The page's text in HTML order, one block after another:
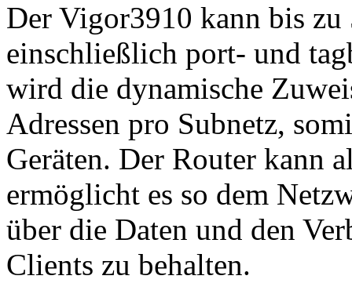
Der Vigor3910 kann bis
einschließlich port- und
wird die dynamische
Adressen pro Subnetz,
Geräten. Der Router kann
ermöglicht es so dem
über die Daten und den
Clients zu behalten.